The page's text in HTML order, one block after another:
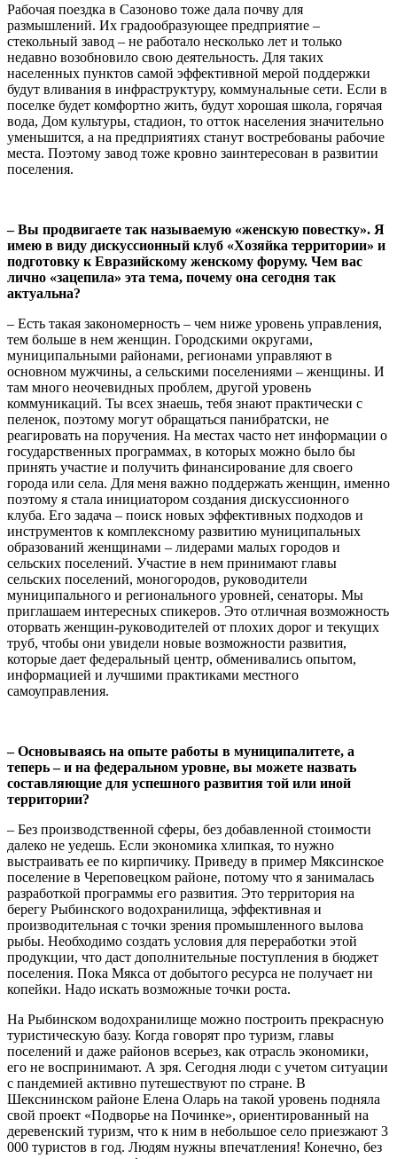
Рабочая поездка в Сазоново тоже дала почву для
размышлений. Их градообразующее предприятие –
стекольный завод – не работало несколько лет и только
недавно возобновило свою деятельность. Для таких
населенных пунктов самой эффективной мерой поддержки
будут вливания в инфраструктуру, коммунальные сети. Если в
поселке будет комфортно жить, будут хорошая школа, горячая
вода, Дом культуры, стадион, то отток населения значительно
уменьшится, а на предприятиях станут востребованы рабочие
места. Поэтому завод тоже кровно заинтересован в развитии
поселения.
– Вы продвигаете так называемую «женскую повестку». Я
имею в виду дискуссионный клуб «Хозяйка территории» и
подготовку к Евразийскому женскому форуму. Чем вас
лично «зацепила» эта тема, почему она сегодня так
актуальна?
– Есть такая закономерность – чем ниже уровень управления,
тем больше в нем женщин. Городскими округами,
муниципальными районами, регионами управляют в
основном мужчины, а сельскими поселениями – женщины. И
там много неочевидных проблем, другой уровень
коммуникаций. Ты всех знаешь, тебя знают практически с
пеленок, поэтому могут обращаться панибратски, не
реагировать на поручения. На местах часто нет информации о
государственных программах, в которых можно было бы
принять участие и получить финансирование для своего
города или села. Для меня важно поддержать женщин, именно
поэтому я стала инициатором создания дискуссионного
клуба. Его задача – поиск новых эффективных подходов и
инструментов к комплексному развитию муниципальных
образований женщинами – лидерами малых городов и
сельских поселений. Участие в нем принимают главы
сельских поселений, моногородов, руководители
муниципального и регионального уровней, сенаторы. Мы
приглашаем интересных спикеров. Это отличная возможность
оторвать женщин-руководителей от плохих дорог и текущих
труб, чтобы они увидели новые возможности развития,
которые дает федеральный центр, обменивались опытом,
информацией и лучшими практиками местного
самоуправления.
– Основываясь на опыте работы в муниципалитете, а
теперь – и на федеральном уровне, вы можете назвать
составляющие для успешного развития той или иной
территории?
– Без производственной сферы, без добавленной стоимости
далеко не уедешь. Если экономика хлипкая, то нужно
выстраивать ее по кирпичику. Приведу в пример Мяксинское
поселение в Череповецком районе, потому что я занималась
разработкой программы его развития. Это территория на
берегу Рыбинского водохранилища, эффективная и
производительная с точки зрения промышленного вылова
рыбы. Необходимо создать условия для переработки этой
продукции, что даст дополнительные поступления в бюджет
поселения. Пока Мякса от добытого ресурса не получает ни
копейки. Надо искать возможные точки роста.
На Рыбинском водохранилище можно построить прекрасную
туристическую базу. Когда говорят про туризм, главы
поселений и даже районов всерьез, как отрасль экономики,
его не воспринимают. А зря. Сегодня люди с учетом ситуации
с пандемией активно путешествуют по стране. В
Шекснинском районе Елена Оларь на такой уровень подняла
свой проект «Подворье на Починке», ориентированный на
деревенский туризм, что к ним в небольшое село приезжают 3
000 туристов в год. Людям нужны впечатления! Конечно, без